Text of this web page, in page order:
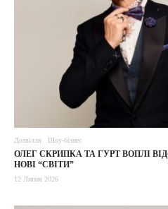
Дозвілля Шоу-бізнес
ОЛЕГ СКРИПКА ТА ГУРТ ВОПЛІ
НОВІ “СВІТИ”
12 Липня 2026